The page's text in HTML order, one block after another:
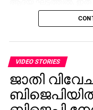
ജീവനക്കാരുമായി
സംഘം ആദ്യം
ജീവനക്കാര്‍ക്ക്
ആവര്‍ത്തിച്ച്
ആക്രമണം
പരാതിയില്‍ പറയുന്നു.
ആവശ്യങ്ങള്‍ക്കായി
VIDEO STORIES
ജാതി